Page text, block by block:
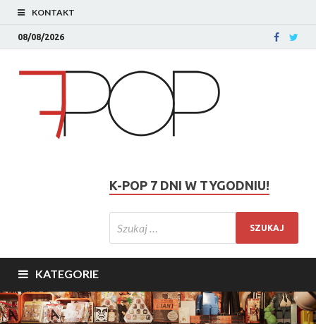
KONTAKT
08/08/2026
K-POP 7 DNI W TYGODNIU!
KATEGORIE